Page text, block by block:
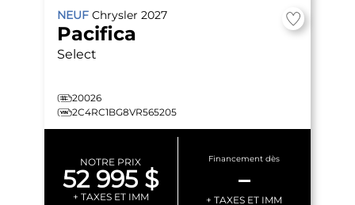
NEUF Chrysler 2027
Pacifica
Select
20026
2C4RC1BG8VR565205
NOTRE PRIX
52 995 $
+ TAXES ET IMM
Financement dès
–
+ TAXES ET IMM